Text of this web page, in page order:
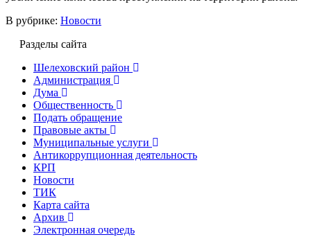
В рубрике: Новости
Разделы сайта
Шелеховский район
Администрация
Дума
Общественность
Подать обращение
Правовые акты
Муниципальные услуги
Антикоррупционная деятельность
КРП
Новости
ТИК
Карта сайта
Архив
Электронная очередь